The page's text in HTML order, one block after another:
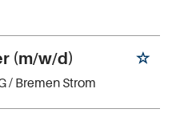
(m/w/d)
/ Bremen Strom